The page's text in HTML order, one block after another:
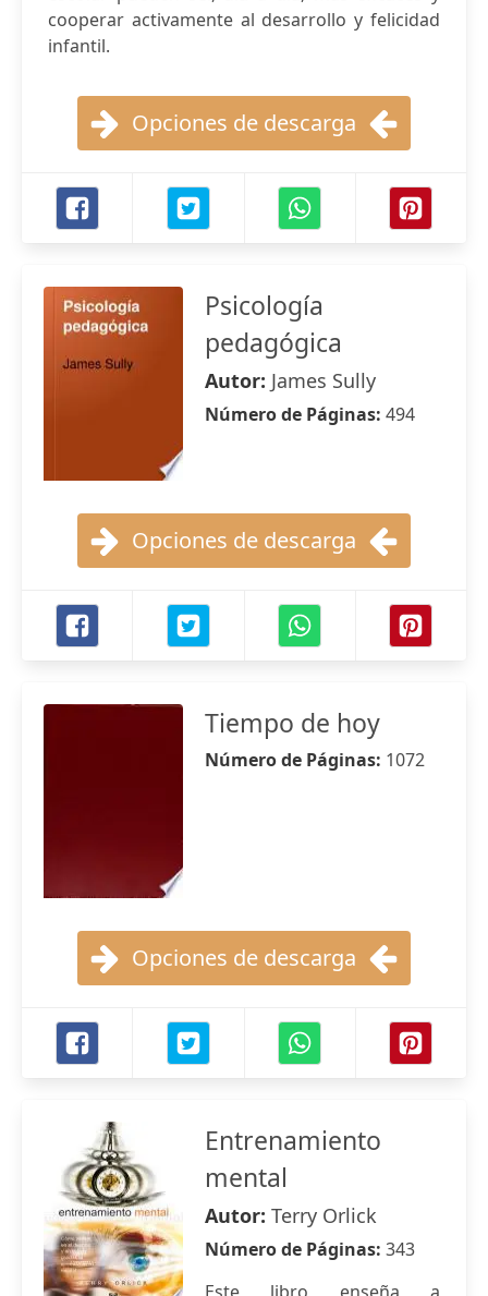
cooperar activamente al desarrollo y felicidad
infantil.
Opciones de descarga
Psicología
pedagógica
Autor: James Sully
Número de Páginas: 494
Opciones de descarga
Tiempo de hoy
Número de Páginas: 1072
Opciones de descarga
Entrenamiento
mental
Autor: Terry Orlick
Número de Páginas: 343